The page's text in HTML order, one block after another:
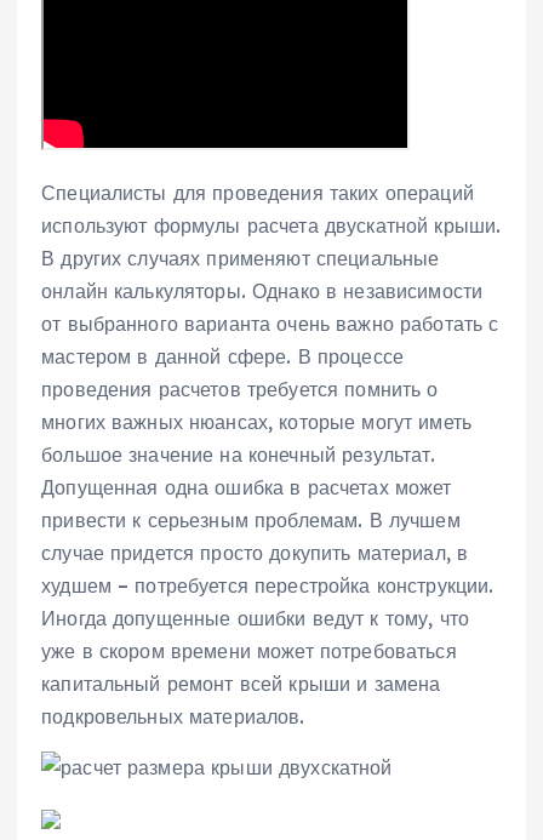
Специалисты для проведения таких операций
используют формулы расчета двускатной крыши.
В других случаях применяют специальные
онлайн калькуляторы. Однако в независимости
от выбранного варианта очень важно работать с
мастером в данной сфере. В процессе
проведения расчетов требуется помнить о
многих важных нюансах, которые могут иметь
большое значение на конечный результат.
Допущенная одна ошибка в расчетах может
привести к серьезным проблемам. В лучшем
случае придется просто докупить материал, в
худшем – потребуется перестройка конструкции.
Иногда допущенные ошибки ведут к тому, что
уже в скором времени может потребоваться
капитальный ремонт всей крыши и замена
подкровельных материалов.